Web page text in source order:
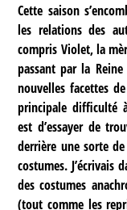
Cette saison
les relations des
compris Violet, la
passant par la
nouvelles facettes
principale difficulté
est d’essayer de
derrière une sorte
costumes. J’écrivais
des costumes
(tout comme les